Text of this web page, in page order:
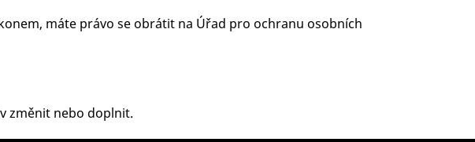
máte právo se obrátit na Úřad pro ochranu osobních
změnit nebo doplnit.